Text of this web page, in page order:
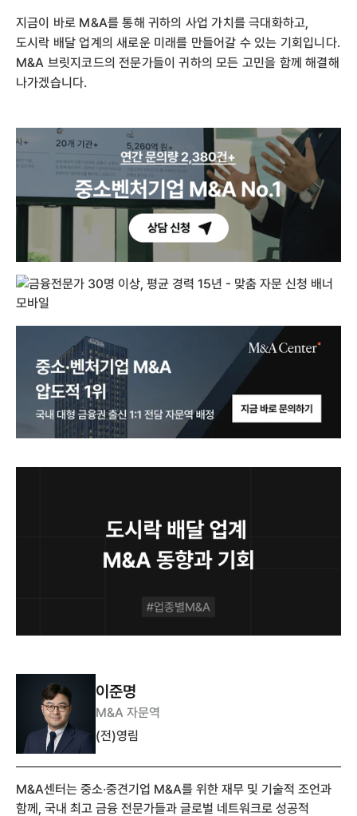
이준명
M&A 자문역
(전)영림
M&A센터는 중소·중견기업 M&A를 위한 재무 및 기술적 조언과
함께, 국내 최고 금융 전문가들과 글로벌 네트워크로 성공적
지금이 바로 M&A를 통해 귀하의 사업 가치를 극대화하고,
도시락 배달 업계의 새로운 미래를 만들어갈 수 있는 기회입니다.
M&A 브릿지코드의 전문가들이 귀하의 모든 고민을 함께 해결해
나가겠습니다.